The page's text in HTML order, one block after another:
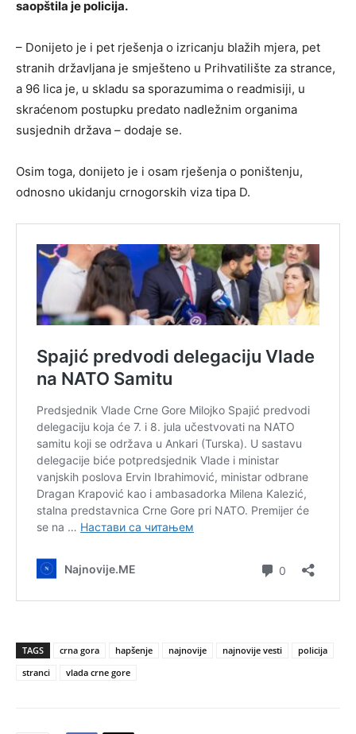
saopštila je policija.
– Donijeto je i pet rješenja o izricanju blažih mjera, pet
stranih državljana je smješteno u Prihvatilište za strance,
a 96 lica je, u skladu sa sporazumima o readmisiji, u
skraćenom postupku predato nadležnim organima
susjednih država – dodaje se.
Osim toga, donijeto je i osam rješenja o poništenju,
odnosno ukidanju crnogorskih viza tipa D.
TAGS crna gora hapšenje najnovije najnovije vesti
policija
stranci
vlada crne gore